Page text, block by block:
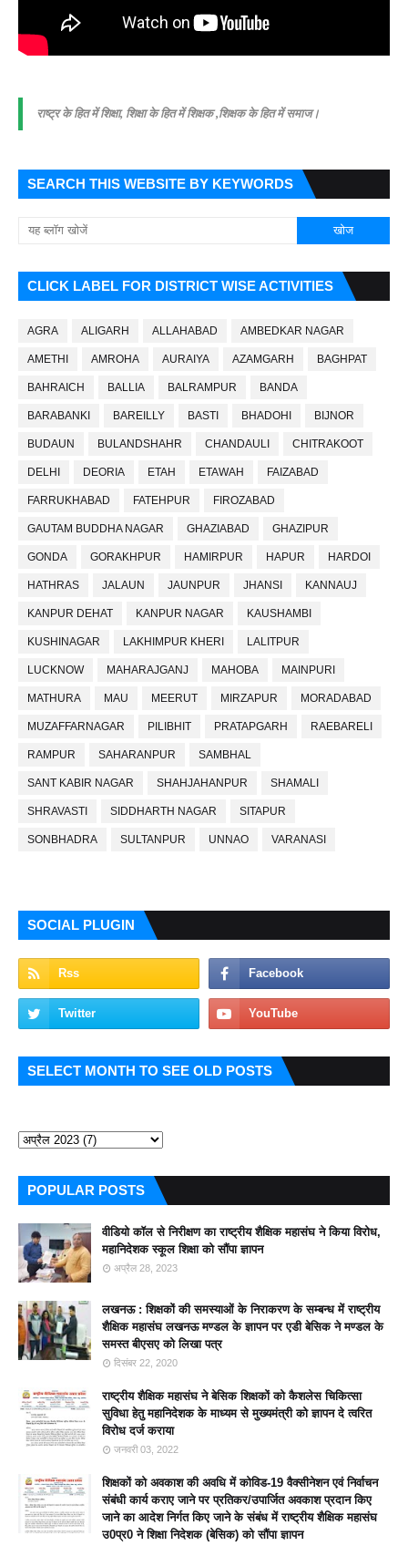
राष्ट्र के हित में शिक्षा, शिक्षा के हित में शिक्षक ,शिक्षक के हित में समाज।
SEARCH THIS WEBSITE BY KEYWORDS
CLICK LABEL FOR DISTRICT WISE ACTIVITIES
AGRA ALIGARH ALLAHABAD AMBEDKAR NAGAR
AMETHI AMROHA AURAIYA AZAMGARH BAGHPAT
BAHRAICH BALLIA BALRAMPUR BANDA
BARABANKI BAREILLY BASTI BHADOHI BIJNOR
BUDAUN BULANDSHAHR CHANDAULI CHITRAKOOT
DELHI DEORIA ETAH ETAWAH FAIZABAD
FARRUKHABAD FATEHPUR FIROZABAD
GAUTAM BUDDHA NAGAR GHAZIABAD GHAZIPUR
GONDA GORAKHPUR HAMIRPUR HAPUR HARDOI
HATHRAS JALAUN JAUNPUR JHANSI KANNAUJ
KANPUR DEHAT KANPUR NAGAR KAUSHAMBI
KUSHINAGAR LAKHIMPUR KHERI LALITPUR
LUCKNOW MAHARAJGANJ MAHOBA MAINPURI
MATHURA MAU MEERUT MIRZAPUR MORADABAD
MUZAFFARNAGAR PILIBHIT PRATAPGARH RAEBARELI
RAMPUR SAHARANPUR SAMBHAL
SANT KABIR NAGAR SHAHJAHANPUR SHAMALI
SHRAVASTI SIDDHARTH NAGAR SITAPUR
SONBHADRA SULTANPUR UNNAO VARANASI
SOCIAL PLUGIN
SELECT MONTH TO SEE OLD POSTS
POPULAR POSTS
वीडियो कॉल से निरीक्षण का राष्ट्रीय शैक्षिक महासंघ ने किया विरोध,
महानिदेशक स्कूल शिक्षा को सौंपा ज्ञापन
अप्रैल 28, 2023
लखनऊ : शिक्षकों की समस्याओं के निराकरण के सम्बन्ध में राष्ट्रीय
शैक्षिक महासंघ लखनऊ मण्डल के ज्ञापन पर एडी बेसिक ने मण्डल के
समस्त बीएसए को लिखा पत्र
दिसंबर 22, 2020
राष्ट्रीय शैक्षिक महासंघ ने बेसिक शिक्षकों को कैशलेस चिकित्सा
सुविधा हेतु महानिदेशक के माध्यम से मुख्यमंत्री को ज्ञापन दे त्वरित
विरोध दर्ज कराया
जनवरी 03, 2022
शिक्षकों को अवकाश की अवधि में कोविड-19 वैक्सीनेशन एवं निर्वाचन
संबंधी कार्य कराए जाने पर प्रतिकर/उपार्जित अवकाश प्रदान किए
जाने का आदेश निर्गत किए जाने के संबंध में राष्ट्रीय शैक्षिक महासंघ
उ0प्र0 ने शिक्षा निदेशक (बेसिक) को सौंपा ज्ञापन